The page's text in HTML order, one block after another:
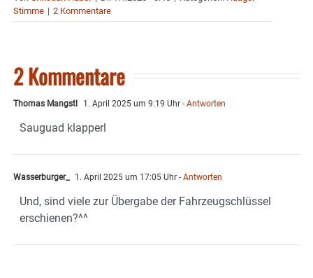
Stimme | 2 Kommentare
2 Kommentare
Thomas Mangstl 1. April 2025 um 9:19 Uhr - Antworten
Sauguad klapperl
Wasserburger_ 1. April 2025 um 17:05 Uhr - Antworten
Und, sind viele zur Übergabe der Fahrzeugschlüssel
erschienen?^^